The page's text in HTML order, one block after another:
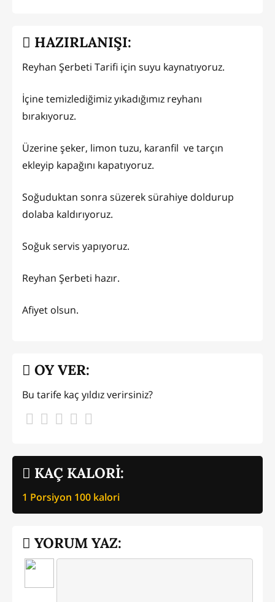
HAZIRLANIŞI:
Reyhan Şerbeti Tarifi için suyu kaynatıyoruz.
İçine temizlediğimiz yıkadığımız reyhanı
bırakıyoruz.
Üzerine şeker, limon tuzu, karanfil ve tarçın
ekleyip kapağını kapatıyoruz.
Soğuduktan sonra süzerek sürahiye doldurup
dolaba kaldırıyoruz.
Soğuk servis yapıyoruz.
Reyhan Şerbeti hazır.
Afiyet olsun.
KAÇ KALORİ:
1 Porsiyon 100 kalori
OY VER:
Bu tarife kaç yıldız verirsiniz?
YORUM YAZ: